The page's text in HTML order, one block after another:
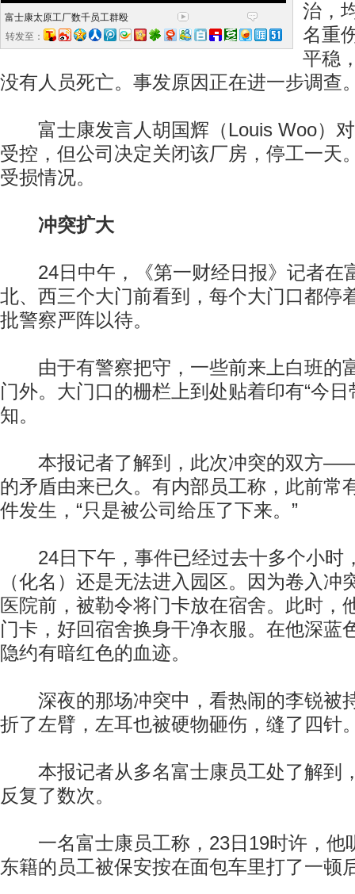
富士康太原工厂数千员工群殴
转发至：
治，
名重
平稳
没有人员死亡。事发原因正在进一步调查
富士康发言人胡国辉（Louis Woo）对
受控，但公司决定关闭该厂房，停工一天
受损情况。
冲突扩大
24日中午，《第一财经日报》记者在
北、西三个大门前看到，每个大门口都停
批警察严阵以待。
由于有警察把守，一些前来上白班的
门外。大门口的栅栏上到处贴着印有“今日
知。
本报记者了解到，此次冲突的双方——
的矛盾由来已久。有内部员工称，此前常
件发生，“只是被公司给压了下来。”
24日下午，事件已经过去十多个小时
（化名）还是无法进入园区。因为卷入冲
医院前，被勒令将门卡放在宿舍。此时，
门卡，好回宿舍换身干净衣服。在他深蓝
隐约有暗红色的血迹。
深夜的那场冲突中，看热闹的李锐被
折了左臂，左耳也被硬物砸伤，缝了四针
本报记者从多名富士康员工处了解到
反复了数次。
一名富士康员工称，23日19时许，他
东籍的员工被保安按在面包车里打了一顿